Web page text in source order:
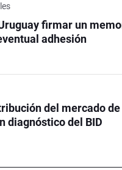
firmar un
adhesión
del mercado
diagnóstico del BID